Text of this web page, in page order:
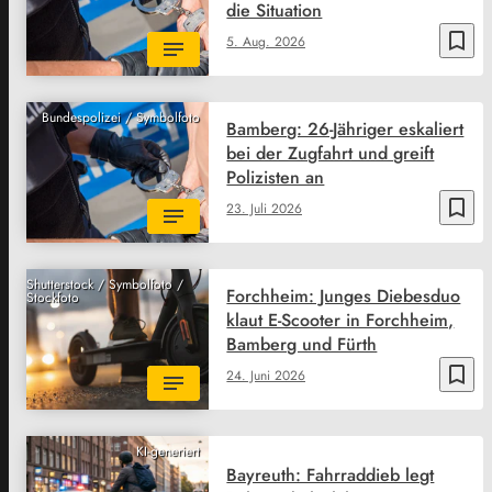
bookmark_border
5. Aug. 2026
die Situation
Bundespolizei / Symbolfoto
bookmark_border
23. Juli 2026
Bamberg: 26-Jähriger eskaliert
bei der Zugfahrt und greift
Polizisten an
Shutterstock / Symbolfoto /
Stockfoto
bookmark_border
24. Juni 2026
Forchheim: Junges Diebesduo
klaut E-Scooter in Forchheim,
Bamberg und Fürth
KI-generiert
Bayreuth: Fahrraddieb legt